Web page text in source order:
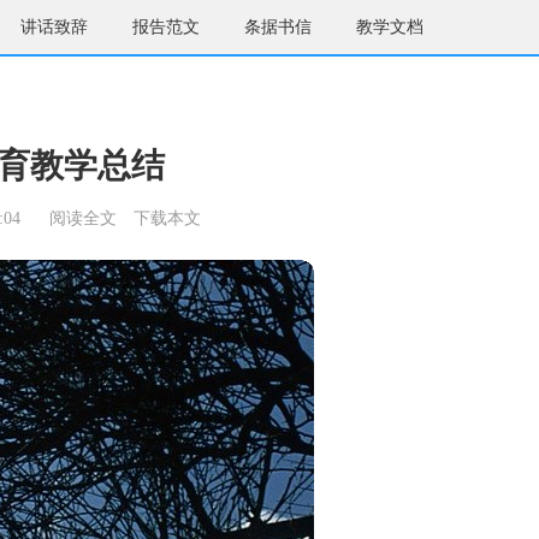
讲话致辞 报告范文 条据书信 教学文档
教学总结
阅读全文 下载本文